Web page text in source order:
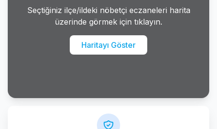
Seçtiğiniz ilçe/ildeki nöbetçi eczaneleri harita
üzerinde görmek için tıklayın.
Haritayı Göster